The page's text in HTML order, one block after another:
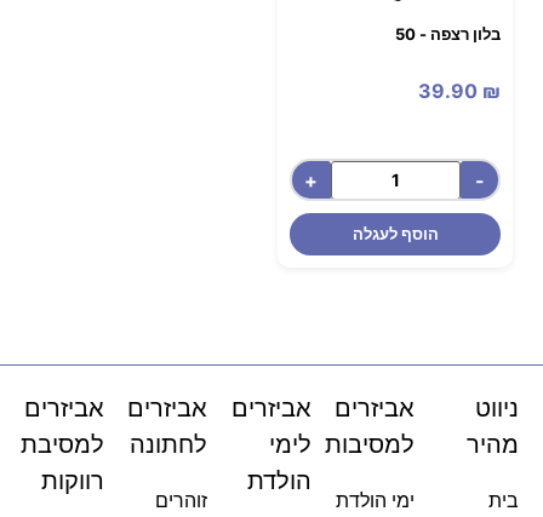
בלון רצפה - 50
39.90 ₪
-
+
הוסף לעגלה
ניווט
מהיר
בית
אביזרים
למסיבות
ימי הולדת
אביזרים
לימי
הולדת
אביזרים
לחתונה
זוהרים
אביזרים
למסיבת
רווקות